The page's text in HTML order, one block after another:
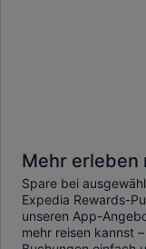
Mehr erleben
Spare bei
Expedia Rewards-
unseren App-
mehr reisen kannst